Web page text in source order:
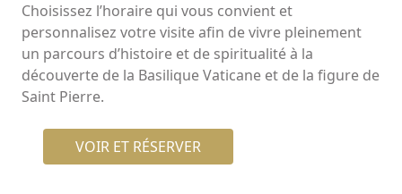
Choisissez l’horaire qui vous convient et
personnalisez votre visite afin de vivre pleinement
un parcours d’histoire et de spiritualité à la
découverte de la Basilique Vaticane et de la figure de
Saint Pierre.
VOIR ET RÉSERVER